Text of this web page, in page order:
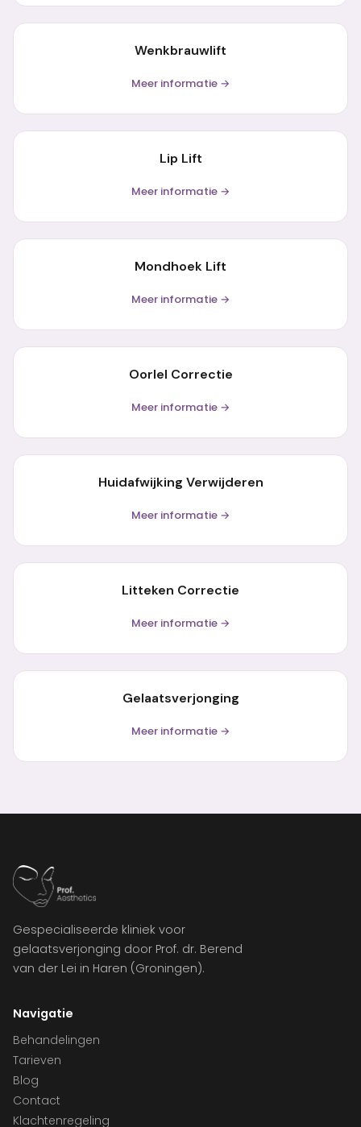
Wenkbrauwlift
Meer informatie →
Lip Lift
Meer informatie →
Mondhoek Lift
Meer informatie →
Oorlel Correctie
Meer informatie →
Huidafwijking Verwijderen
Meer informatie →
Litteken Correctie
Meer informatie →
Gelaatsverjonging
Meer informatie →
Gespecialiseerde kliniek voor
gelaatsverjonging door Prof. dr. Berend
van der Lei in Haren (Groningen).
Navigatie
Behandelingen
Tarieven
Blog
Contact
Klachtenregeling